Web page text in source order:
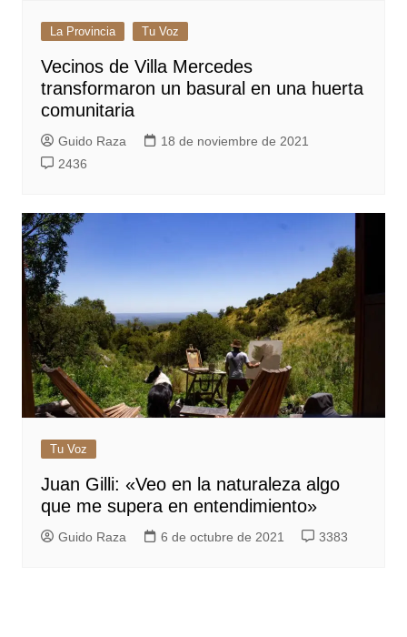
La Provincia Tu Voz
Vecinos de Villa Mercedes
transformaron un basural en una huerta
comunitaria
Guido Raza
18 de noviembre de 2021
2436
Tu Voz
Juan Gilli: «Veo en la naturaleza algo
que me supera en entendimiento»
Guido Raza 6 de octubre de 2021 3383